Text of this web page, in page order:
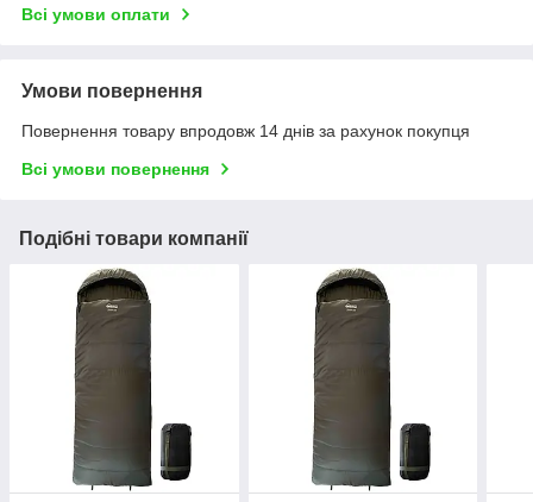
Всі умови оплати
Умови повернення
Повернення товару впродовж 14 днів за рахунок покупця
Всі умови повернення
Подібні товари компанії